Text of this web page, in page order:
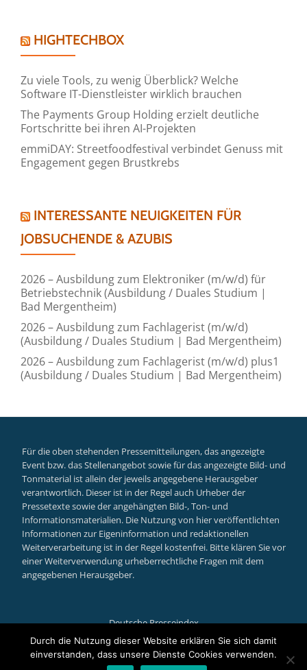
HIGHTECHBOX
Zu viele Tools, zu wenig Überblick? Welche
Software IT-Dienstleister wirklich brauchen
The Payments Group Holding erzielt deutliche
Fortschritte bei ihren AI-Projekten
emmiDAY: Streetfoodfestival verbindet Genuss mit
Engagement gegen Brustkrebs
INTERESSANTE NEUIGKEITEN FÜR
JOBSUCHENDE & AZUBIS
2026 – Ausbildung zum Elektroniker (m/w/d) für
Betriebstechnik (Ausbildung / Duales Studium |
Bad Mergentheim)
2026 – Ausbildung zum Fachlagerist (m/w/d)
(Ausbildung / Duales Studium | Bad Mergentheim)
2026 – Ausbildung zum Fachlagerist (m/w/d) plus1
(Ausbildung / Duales Studium | Bad Mergentheim)
Für die oben stehenden Pressemitteilungen, das angezeigte
Event bzw. das Stellenangebot sowie für das angezeigte Bild- und
Tonmaterial ist allein der jeweils angegebene Herausgeber
verantwortlich. Dieser ist in der Regel auch Urheber der
Pressetexte sowie der angehängten Bild-, Ton- und
Informationsmaterialien. Die Nutzung von hier veröffentlichten
Informationen zur Eigeninformation und redaktionellen
Weiterverarbeitung ist in der Regel kostenfrei. Bitte klären Sie vor
einer Weiterverwendung urheberrechtliche Fragen mit dem
angegebenen Herausgeber.
Deutsche Presseindex
Secondary
Llorix One Litepowered by WordPress
Durch die Nutzung dieser Website erklären Sie sich damit
einverstanden, dass unsere Dienste Cookies verwenden.